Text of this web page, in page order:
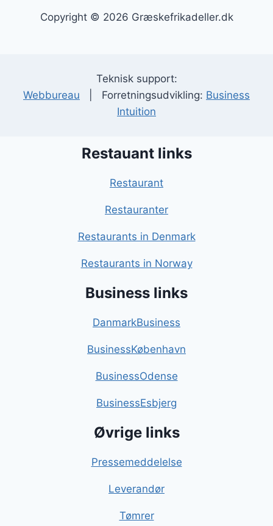
Copyright © 2026 Græskefrikadeller.dk
Teknisk support:
Webbureau | Forretningsudvikling: Business
Intuition
Restauant links
Restaurant
Restauranter
Restaurants in Denmark
Restaurants in Norway
Business links
DanmarkBusiness
BusinessKøbenhavn
BusinessOdense
BusinessEsbjerg
Øvrige links
Pressemeddelelse
Leverandør
Tømrer